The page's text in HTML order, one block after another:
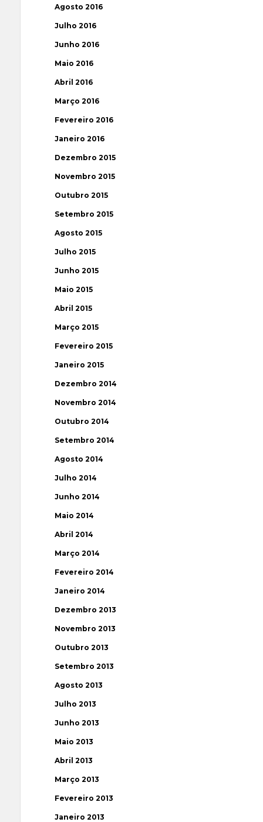
Agosto 2016
Julho 2016
Junho 2016
Maio 2016
Abril 2016
Março 2016
Fevereiro 2016
Janeiro 2016
Dezembro 2015
Novembro 2015
Outubro 2015
Setembro 2015
Agosto 2015
Julho 2015
Junho 2015
Maio 2015
Abril 2015
Março 2015
Fevereiro 2015
Janeiro 2015
Dezembro 2014
Novembro 2014
Outubro 2014
Setembro 2014
Agosto 2014
Julho 2014
Junho 2014
Maio 2014
Abril 2014
Março 2014
Fevereiro 2014
Janeiro 2014
Dezembro 2013
Novembro 2013
Outubro 2013
Setembro 2013
Agosto 2013
Julho 2013
Junho 2013
Maio 2013
Abril 2013
Março 2013
Fevereiro 2013
Janeiro 2013